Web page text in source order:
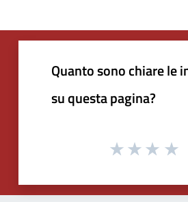
Quanto sono chiare le
su questa pagina?